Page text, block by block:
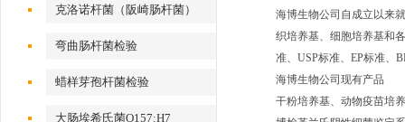
克洛诺杆菌（阪崎肠杆菌）
弯曲肠杆菌检验
蜡样芽孢杆菌检验
大肠埃希氏菌O157:H7
海博生物公司自成立以来
织培养基、细胞培养基和
准、USP标准、EP标准、
海博生物公司现有产品
干粉培养基、动物疫苗培